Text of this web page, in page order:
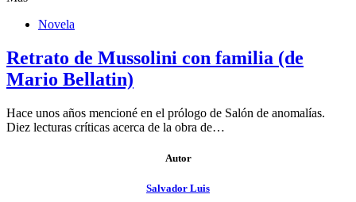
Novela
Retrato de Mussolini con familia (de
Mario Bellatin)
Hace unos años mencioné en el prólogo de Salón de anomalías.
Diez lecturas críticas acerca de la obra de…
Autor
Salvador Luis